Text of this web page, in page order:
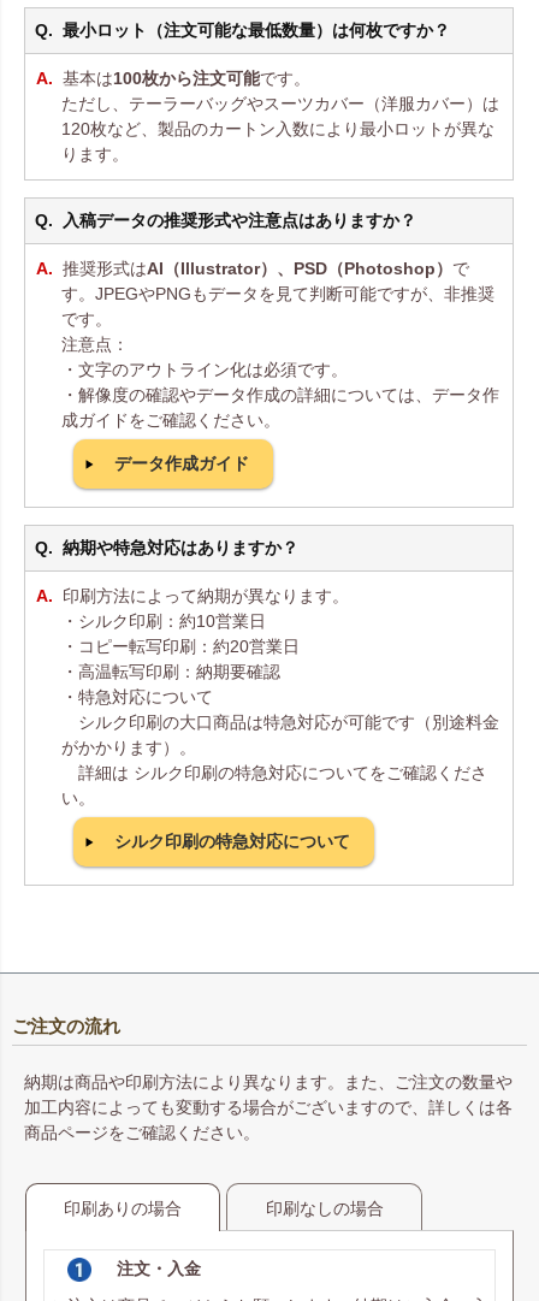
最小ロット（注文可能な最低数量）は何枚ですか？
基本は100枚から注文可能です。
ただし、テーラーバッグやスーツカバー（洋服カバー）は
120枚など、製品のカートン入数により最小ロットが異な
ります。
入稿データの推奨形式や注意点はありますか？
推奨形式はAI（Illustrator）、PSD（Photoshop） で
す。JPEGやPNGもデータを見て判断可能ですが、非推奨
です。
注意点：
・文字のアウトライン化は必須です。
・解像度の確認やデータ作成の詳細については、データ作
成ガイドをご確認ください。
データ作成ガイド
納期や特急対応はありますか？
印刷方法によって納期が異なります。
・シルク印刷：約10営業日
・コピー転写印刷：約20営業日
・高温転写印刷：納期要確認
・特急対応について
シルク印刷の大口商品は特急対応が可能です（別途料金
がかかります）。
詳細は シルク印刷の特急対応についてをご確認くださ
い。
シルク印刷の特急対応について
ご注文の流れ
納期は商品や印刷方法により異なります。また、ご注文の数量や
加工内容によっても変動する場合がございますので、詳しくは各
商品ページをご確認ください。
印刷ありの場合 印刷なしの場合
注文・入金